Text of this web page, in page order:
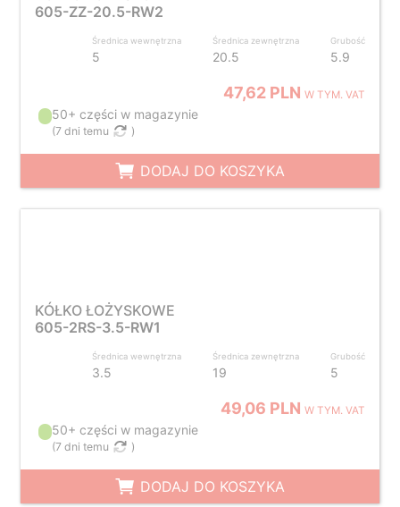
605-ZZ-20.5-RW2
Średnica wewnętrzna
5
Średnica zewnętrzna
20.5
Grubość
5.9
47,62 PLNW TYM. VAT
50+ części w magazynie
(7 dni temu )
DODAJ DO KOSZYKA
KÓŁKO ŁOŻYSKOWE
605-2RS-3.5-RW1
Średnica wewnętrzna
3.5
Średnica zewnętrzna
19
Grubość
5
49,06 PLNW TYM. VAT
50+ części w magazynie
(7 dni temu )
DODAJ DO KOSZYKA